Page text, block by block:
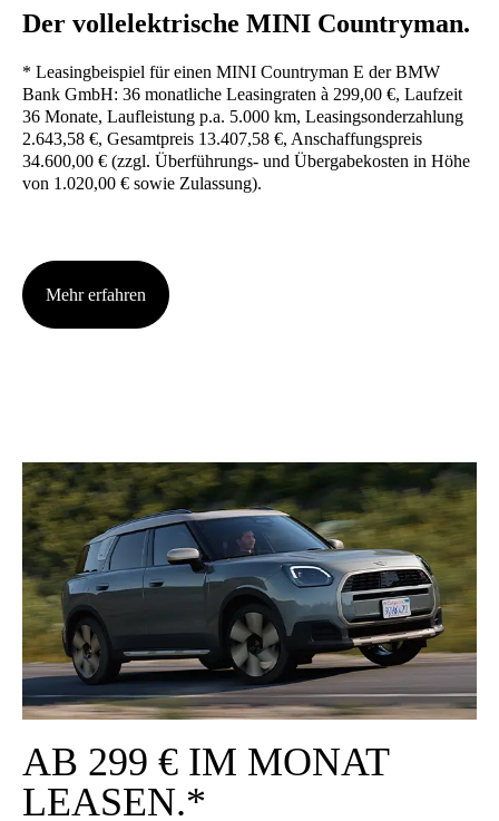
Der voll­elek­tri­sche MINI Coun­try­man.
* Lea­sing­bei­spiel für einen MINI Coun­try­man E der BMW
Bank GmbH: 36 monat­li­che Lea­sing­ra­ten à 299,00 €, Lauf­zeit
36 Mona­te, Lauf­leis­tung p.a. 5.000 km, Lea­sing­son­der­zah­lung
2.643,58 €, Gesamt­preis 13.407,58 €, Anschaf­fungs­preis
34.600,00 € (zzgl. Über­füh­rungs- und Über­ga­be­kos­ten in Höhe
von 1.020,00 € sowie Zulas­sung).
Mehr erfah­ren
AB 299 € IM MONAT
LEA­SEN.*